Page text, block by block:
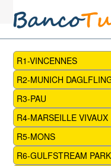
R1-VINCENNES
R2-MUNICH
R3-PAU
R4-MARSEILLE VIVAUX
R5-MONS
R6-GULFSTREAM PARK